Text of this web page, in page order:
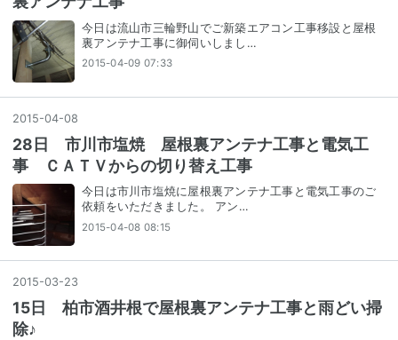
今日は流山市三輪野山でご新築エアコン工事移設と屋根
裏アンテナ工事に御伺いしまし…
2015-04-09 07:33
2015-04-08
28日 市川市塩焼 屋根裏アンテナ工事と電気工
事 ＣＡＴＶからの切り替え工事
今日は市川市塩焼に屋根裏アンテナ工事と電気工事のご
依頼をいただきました。 アン…
2015-04-08 08:15
2015-03-23
15日 柏市酒井根で屋根裏アンテナ工事と雨どい掃
除♪